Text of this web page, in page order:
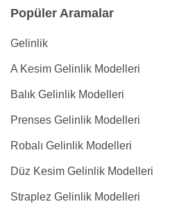
Popüler Aramalar
Gelinlik
A Kesim Gelinlik Modelleri
Balık Gelinlik Modelleri
Prenses Gelinlik Modelleri
Robalı Gelinlik Modelleri
Düz Kesim Gelinlik Modelleri
Straplez Gelinlik Modelleri